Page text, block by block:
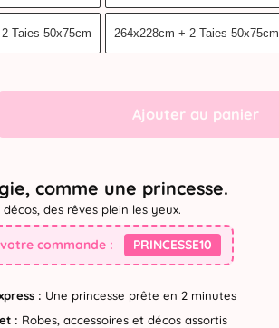
Taies 50x75cm 264x228cm + 2 Taies 50x75cm
Ajouter au panier
comme une princesse.
décos, des rêves plein les yeux.
votre commande : PRINCESSE10
: Une princesse prête en 2 minutes
: Robes, accessoires et décos assortis